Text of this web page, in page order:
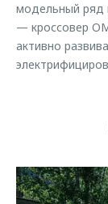
модельный ряд
— кроссовер
активно